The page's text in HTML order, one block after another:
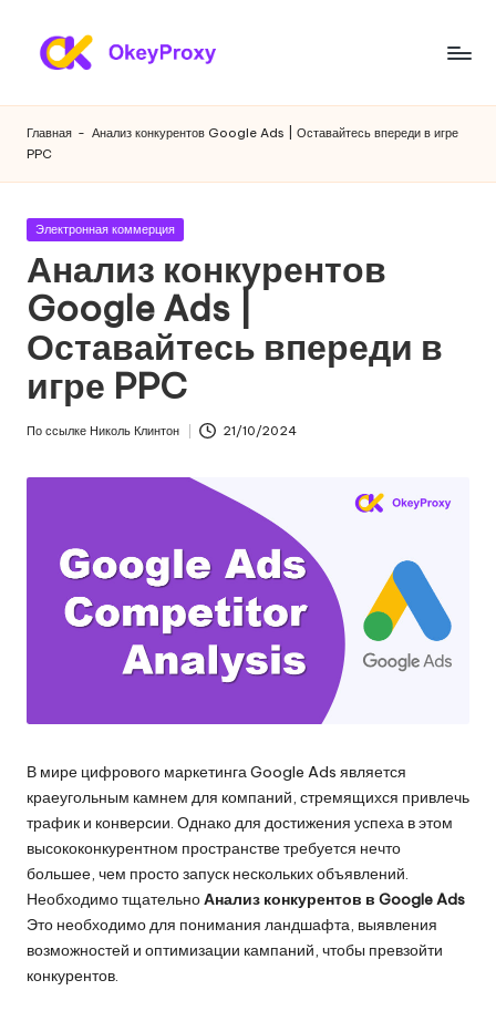
Перейти
Ж
и
л
ы
е
п
р
о
к
с
и
б
ы
х
н
у
ж
д
[
жилые
бесплатные
пробные
веб-
прокси,
учебники
по
прокси,
скраппинг
данных
другое.
Главная - Анализ конкурентов Google Ads | Оставайтесь впереди в игре
PPC
Опубликовано
Электронная коммерция
Анализ конкурентов
Google Ads |
Оставайтесь впереди в
игре PPC
По ссылке Николь Клинтон 21/10/2024
В мире цифрового маркетинга Google Ads является
краеугольным камнем для компаний, стремящихся привлечь
трафик и конверсии. Однако для достижения успеха в этом
высококонкурентном пространстве требуется нечто
большее, чем просто запуск нескольких объявлений.
Необходимо тщательноАнализ конкурентов в Google Ads
Это необходимо для понимания ландшафта, выявления
возможностей и оптимизации кампаний, чтобы превзойти
конкурентов.